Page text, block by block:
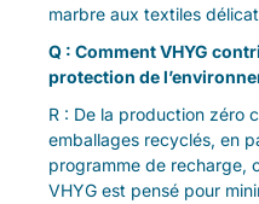
marbre aux textiles
Q : Comment VHYG
protection de
R : De la production zéro
emballages recyclés, en
programme de recharge,
VHYG est pensé pour